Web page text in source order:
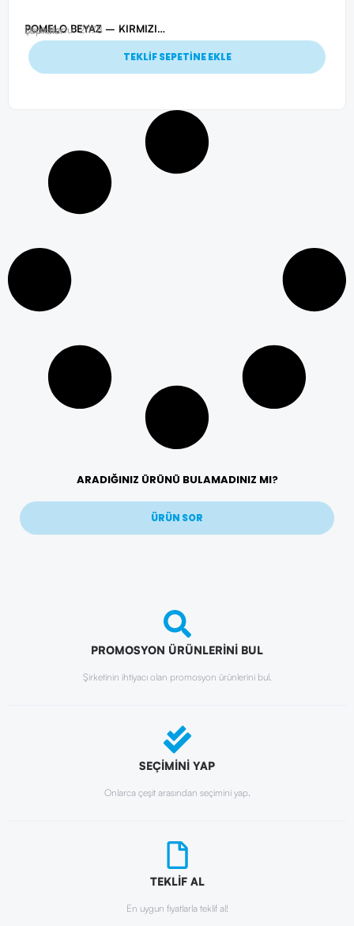
POMELO BEYAZ – KIRMIZI SANDWICH SİPER COTTON ŞAPKA
Ürün Kodu: 21178
Şapkalar
TEKLİF SEPETİNE EKLE
ARADIĞINIZ ÜRÜNÜ BULAMADINIZ MI?
ÜRÜN SOR
PROMOSYON ÜRÜNLERİNİ BUL
Şirketinin ihtiyacı olan promosyon ürünlerini bul.
SEÇİMİNİ YAP
Onlarca çeşit arasından seçimini yap.
TEKLİF AL
En uygun fiyatlarla teklif al!